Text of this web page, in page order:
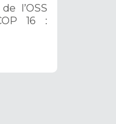
12
l’OSS
16 :